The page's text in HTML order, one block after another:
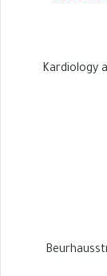
Kardiology